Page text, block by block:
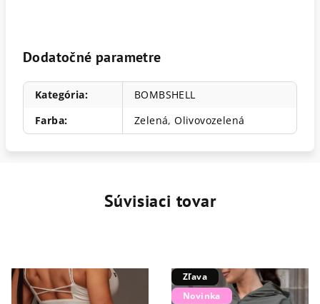
Dodatočné parametre
Kategória:
BOMBSHELL
Farba: Zelená,Olivovozelená
Súvisiaci tovar
Zľava
Novinka